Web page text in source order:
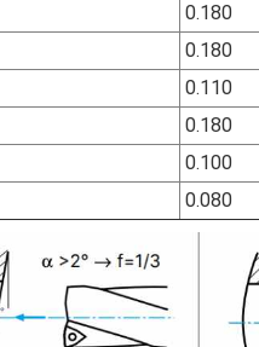
0.180
0.180
0.110
0.180
0.100
0.080